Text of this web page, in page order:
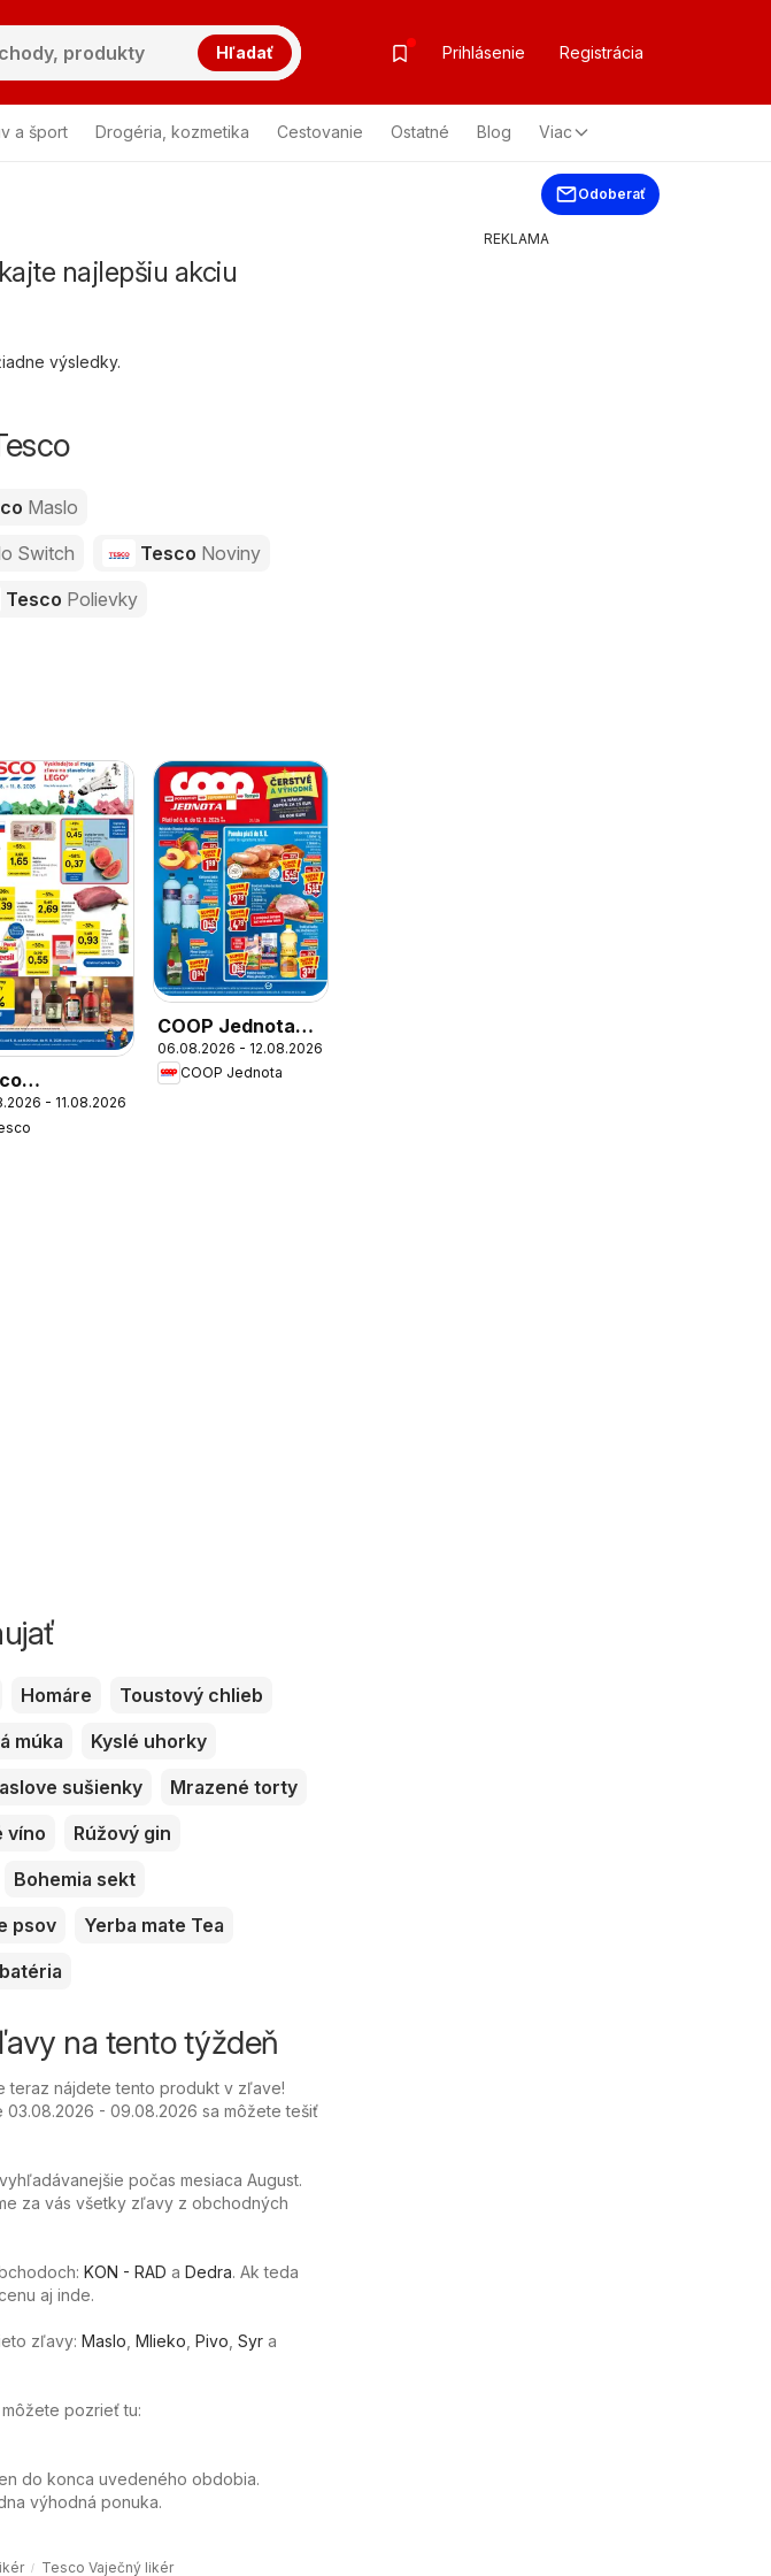
Hľadať Prihlásenie Registrácia
a šport Drogéria, kozmetika Cestovanie Ostatné Blog Viac
Odoberať
najlepšiu akciu
výsledky.
Maslo
Switch Tesco Noviny
Tesco Polievky
-
- 11.08.2026
COOP Jednota
leták
06.08.2026 - 12.08.2026
COOP Jednota
Homáre
Toustový chlieb
múka
Kyslé uhorky
sušienky
Mrazené torty
víno
Rúžový gin
Bohemia sekt
psov
Yerba mate Tea
na tento týždeň
teraz nájdete tento produkt v zľave!
- 09.08.2026 sa môžete tešiť
počas mesiaca August.
za vás všetky zľavy z obchodných
KON - RAD a Dedra. Ak teda
aj inde.
zľavy: Maslo Mlieko Pivo Syr a
pozrieť tu:
do konca uvedeného obdobia.
výhodná ponuka.
Tesco Vaječný likér
REKLAMA